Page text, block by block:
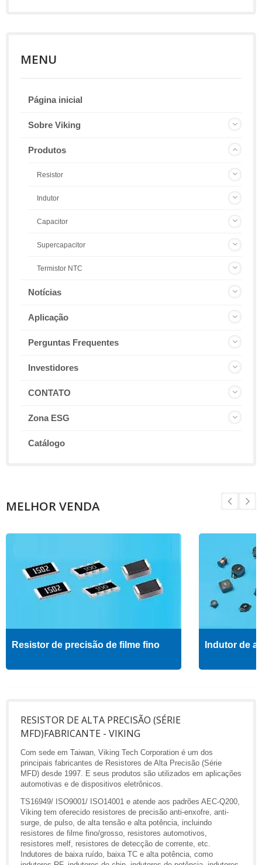
MENU
Página inicial
Sobre Viking
Produtos
Resistor
Indutor
Capacitor
Supercapacitor
Termistor NTC
Notícias
Aplicação
Perguntas Frequentes
Investidores
CONTATO
Zona ESG
Catálogo
MELHOR VENDA
Resistor de precisão de filme fino Indutor de
RESISTOR DE ALTA PRECISÃO (SÉRIE
MFD)FABRICANTE - VIKING
Com sede em Taiwan, Viking Tech Corporation é um dos
principais fabricantes de Resistores de Alta Precisão (Série
MFD) desde 1997. E seus produtos são utilizados em aplicações
automotivas e de dispositivos eletrônicos.
TS16949/ ISO9001/ ISO14001 e atende aos padrões AEC-Q200,
Viking tem oferecido resistores de precisão anti-enxofre, anti-
surge, de pulso, de alta tensão e alta potência, incluindo
resistores de filme fino/grosso, resistores automotivos,
resistores melf, resistores de detecção de corrente, etc.
Indutores de baixa ruído, baixa TC e alta potência, como